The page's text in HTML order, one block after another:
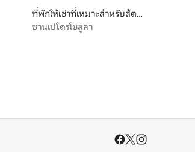
ที่พักให้เช่าที่เหมาะสำหรับสัตว์เลี้ยง
ซานเปโดรโชลูลา